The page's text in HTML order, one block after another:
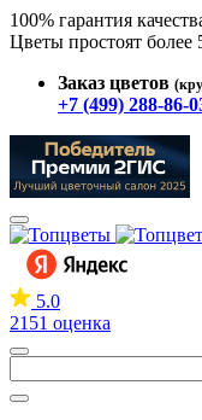
100% гарантия
Цветы простоят более
Заказ цветов
+7 (499) 288-86-
5.0
2151 оценка